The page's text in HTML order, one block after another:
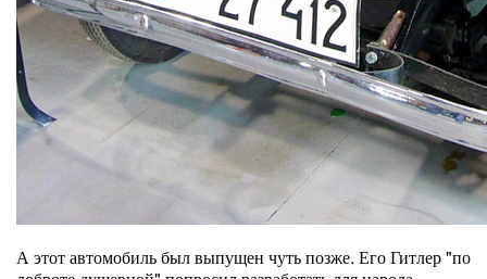
А этот автомобиль был выпущен чуть позже. Его Гитлер "по